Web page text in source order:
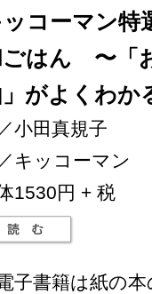
ッコーマン
ごはん 〜「
」がよくわか
小田真規子
キッコーマン
1530円 + 税
子書籍は紙の